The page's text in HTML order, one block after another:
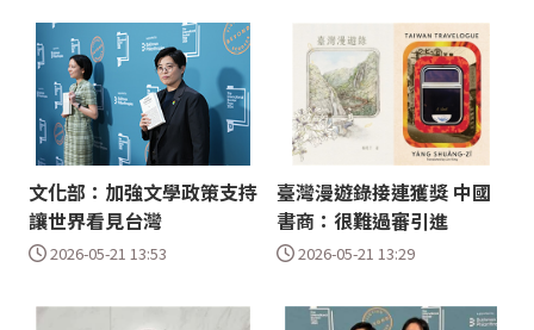
文化部：加強文學政策支持
讓世界看見台灣
2026-05-21 13:53
臺灣漫遊錄接連獲獎 中國
書商：很難過審引進
2026-05-21 13:29